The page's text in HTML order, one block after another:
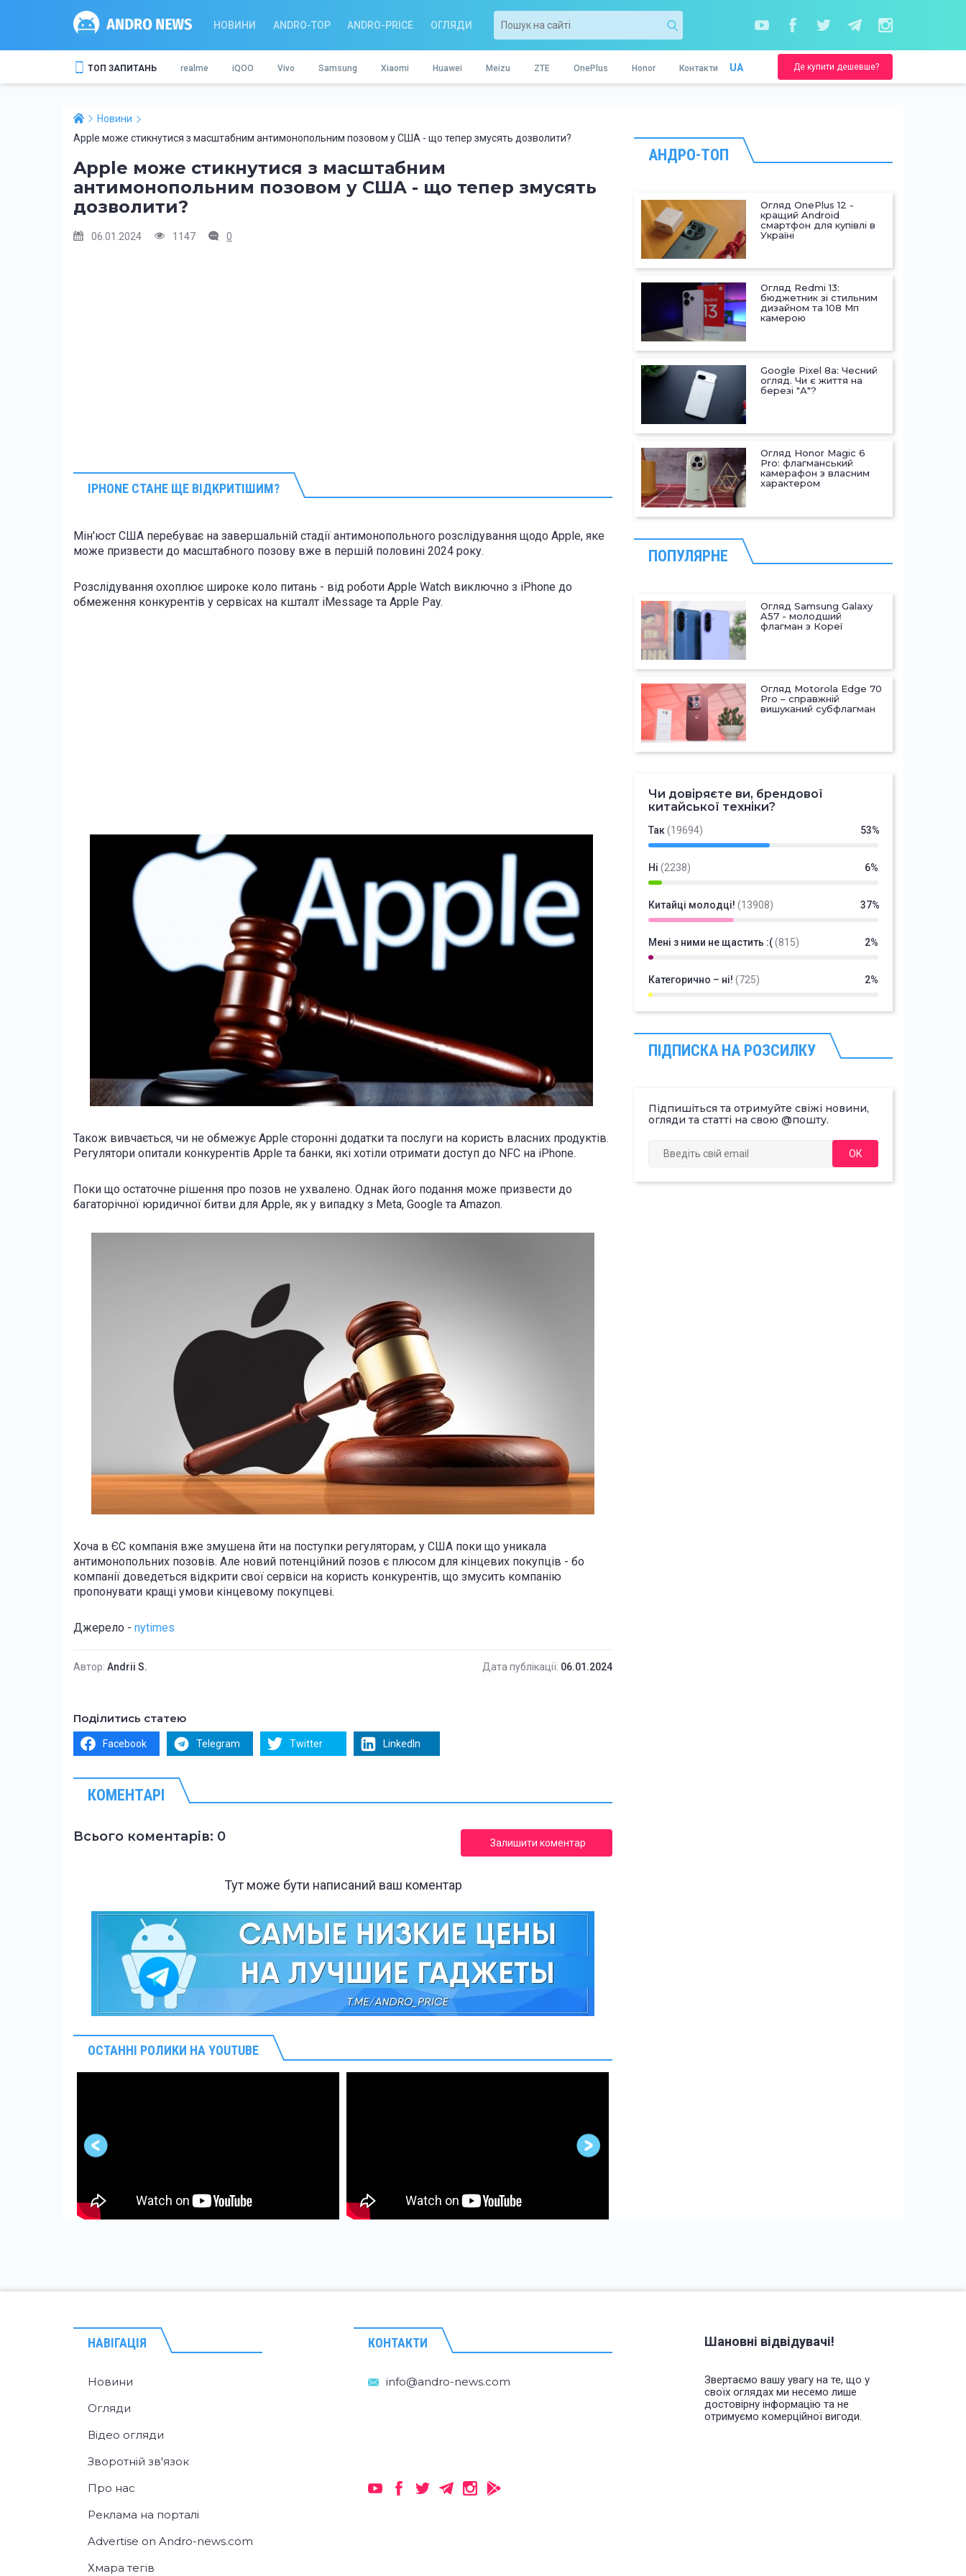
НОВИНИ ANDRO-TOP ANDRO-PRICE ОГЛЯДИ
ТОП ЗАПИТАНЬ realme iQOO Vivo Samsung Xiaomi Huawei Meizu ZTE OnePlus Honor Контакти UA Де купити дешевше?
Новини
Apple може стикнутися з масштабним антимонопольним позовом у США - що тепер змусять дозволити?
Apple може стикнутися з масштабним
антимонопольним позовом у США - що тепер змусять
дозволити?
06.01.2024 1147 0
IPHONE СТАНЕ ЩЕ ВІДКРИТІШИМ?
Мін'юст США перебуває на завершальній стадії антимонопольного розслідування щодо Apple, яке
може призвести до масштабного позову вже в першій половині 2024 року.
Розслідування охоплює широке коло питань - від роботи Apple Watch виключно з iPhone до
обмеження конкурентів у сервісах на кшталт iMessage та Apple Pay.
Також вивчається, чи не обмежує Apple сторонні додатки та послуги на користь власних продуктів.
Регулятори опитали конкурентів Apple та банки, які хотіли отримати доступ до NFC на iPhone.
Поки що остаточне рішення про позов не ухвалено. Однак його подання може призвести до
багаторічної юридичної битви для Apple, як у випадку з Meta, Google та Amazon.
Хоча в ЄС компанія вже змушена йти на поступки регуляторам, у США поки що уникала
антимонопольних позовів. Але новий потенційний позов є плюсом для кінцевих покупців - бо
компанії доведеться відкрити свої сервіси на користь конкурентів, що змусить компанію
пропонувати кращі умови кінцевому покупцеві.
Джерело - nytimes
Автор: Andrii S. Дата публікації: 06.01.2024
Поділитись статею
Facebook Telegram Twitter LinkedIn
КОМЕНТАРІ
Всього коментарів: 0 Залишити коментар
Тут може бути написаний ваш коментар
ОСТАННІ РОЛИКИ НА YOUTUBE
АНДРО-ТОП
Огляд OnePlus 12 -
кращий Android
смартфон для купівлі в
Україні
Огляд Redmi 13:
бюджетник зі стильним
дизайном та 108 Мп
камерою
Google Pixel 8a: Чесний
огляд. Чи є життя на
березі "А"?
Огляд Honor Magic 6
Pro: флагманський
камерафон з власним
характером
ПОПУЛЯРНЕ
Огляд Samsung Galaxy
A57 - молодший
флагман з Кореї
Огляд Motorola Edge 70
Pro – справжній
вишуканий субфлагман
Чи довіряєте ви, брендової
китайської техніки?
Так(19694) 53%
Ні (2238) 6%
Китайці молодці! (13908) 37%
Мені з ними не щастить :((815) 2%
Категорично – ні! (725) 2%
ПІДПИСКА НА РОЗСИЛКУ
Підпишіться та отримуйте свіжі новини,
огляди та статті на свою @пошту.
ОК
НАВІГАЦІЯ
Новини
Огляди
Відео огляди
Зворотній зв'язок
Про нас
Реклама на порталі
Advertise on Andro-news.com
Хмара тегів
КОНТАКТИ Шановні відвідувачі!
Звертаємо вашу увагу на те, що у
своїх оглядах ми несемо лише
достовірну інформацію та не
отримуємо комерційної вигоди.